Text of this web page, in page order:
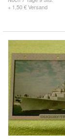
+ 1,50 € Versand